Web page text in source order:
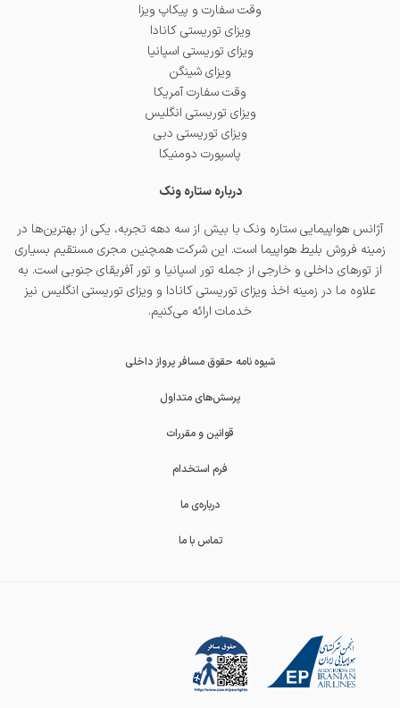
وقت سفارت و پیکاپ ویزا
ویزای توریستی کانادا
ویزای توریستی اسپانیا
ویزای شینگن
وقت سفارت آمریکا
ویزای توریستی انگلیس
ویزای توریستی دبی
پاسپورت دومنیکا
درباره ستاره ونک
آژانس هواپیمایی ستاره ونک با بیش از سه دهه تجربه، یکی از بهترین‌ها در
زمینه فروش بلیط هواپیما است. این شرکت همچنین مجری مستقیم بسیاری
از تورهای داخلی و خارجی از جمله تور اسپانیا و تور آفریقای جنوبی است. به
علاوه ما در زمینه اخذ ویزای توریستی کانادا و ویزای توریستی انگلیس نیز
خدمات ارائه می‌کنیم.
شیوه نامه حقوق مسافر پرواز داخلی
پرسش‌های متداول
قوانین و مقررات
فرم استخدام
درباره‌ی ما
تماس با ما